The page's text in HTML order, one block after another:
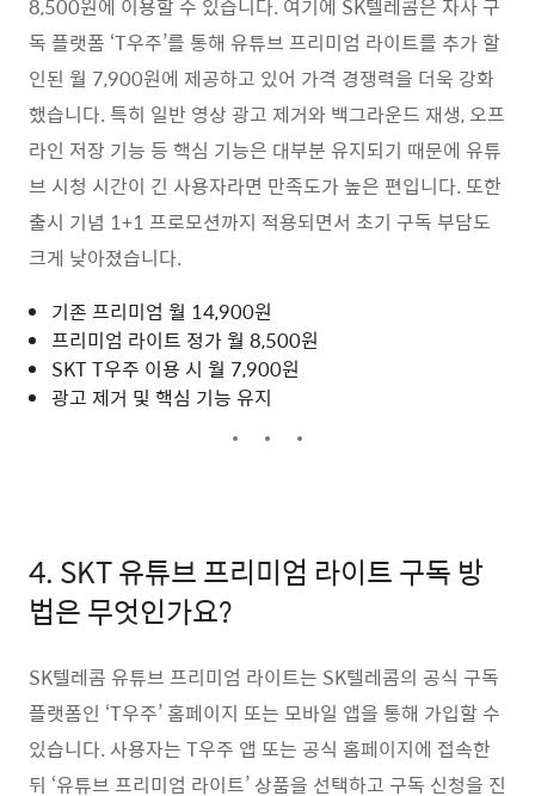
8,500원에 이용할 수 있습니다. 여기에 SK텔레콤은 자사 구
독 플랫폼 ‘T우주’를 통해 유튜브 프리미엄 라이트를 추가 할
인된 월 7,900원에 제공하고 있어 가격 경쟁력을 더욱 강화
했습니다. 특히 일반 영상 광고 제거와 백그라운드 재생, 오프
라인 저장 기능 등 핵심 기능은 대부분 유지되기 때문에 유튜
브 시청 시간이 긴 사용자라면 만족도가 높은 편입니다. 또한
출시 기념 1+1 프로모션까지 적용되면서 초기 구독 부담도
크게 낮아졌습니다.
기존 프리미엄 월 14,900원
프리미엄 라이트 정가 월 8,500원
SKT T우주 이용 시 월 7,900원
광고 제거 및 핵심 기능 유지
4. SKT 유튜브 프리미엄 라이트 구독 방
법은 무엇인가요?
SK텔레콤 유튜브 프리미엄 라이트는 SK텔레콤의 공식 구독
플랫폼인 ‘T우주’ 홈페이지 또는 모바일 앱을 통해 가입할 수
있습니다. 사용자는 T우주 앱 또는 공식 홈페이지에 접속한
뒤 ‘유튜브 프리미엄 라이트’ 상품을 선택하고 구독 신청을 진